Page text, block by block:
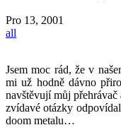
Pro 13, 2001
all
Jsem moc rád, že v
mi už hodně dávno
navštěvují můj
zvídavé otázky
doom metalu…